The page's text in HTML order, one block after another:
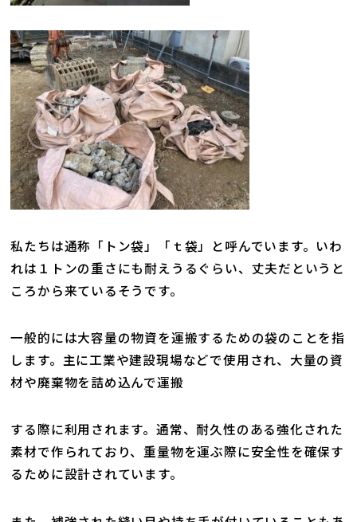
私たちは通称「トン袋」「ｔ袋」と呼んでいます。いわ
れは１トンの重さにも耐えうるぐらい、丈夫だというと
ころから来ているそうです。
一般的には大容量の物資を運搬するための袋のことを指
します。主に工業や建設現場などで使用され、大量の資
材や廃棄物を詰め込んで運搬
する際に利用されます。通常、耐久性のある強化された
素材で作られており、重量物を運ぶ際に安全性を確保す
るために設計されています。